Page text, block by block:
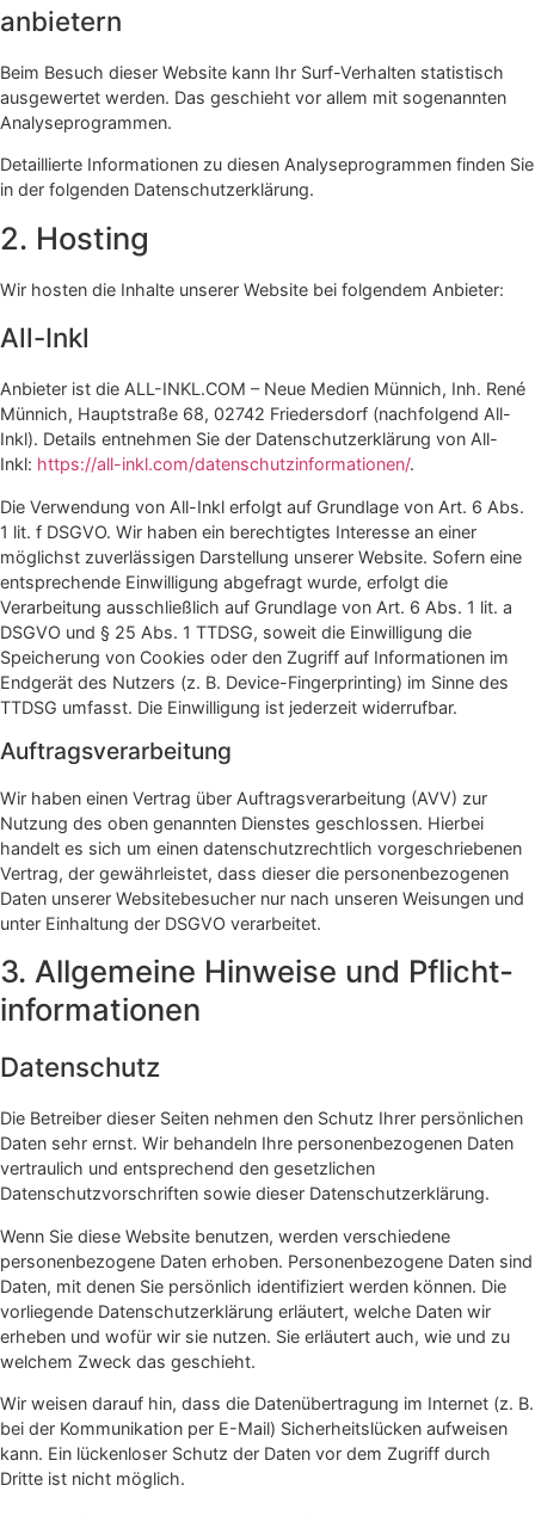
anbietern
Beim Besuch dieser Website kann Ihr Surf-Verhalten statistisch
ausgewertet werden. Das geschieht vor allem mit sogenannten
Analyseprogrammen.
Detaillierte Informationen zu diesen Analyseprogrammen finden Sie
in der folgenden Datenschutzerklärung.
2. Hosting
Wir hosten die Inhalte unserer Website bei folgendem Anbieter:
All-Inkl
Anbieter ist die ALL-INKL.COM – Neue Medien Münnich, Inh. René
Münnich, Hauptstraße 68, 02742 Friedersdorf (nachfolgend All-
Inkl). Details entnehmen Sie der Datenschutzerklärung von All-
Inkl: https://all-inkl.com/datenschutzinformationen/.
Die Verwendung von All-Inkl erfolgt auf Grundlage von Art. 6 Abs.
1 lit. f DSGVO. Wir haben ein berechtigtes Interesse an einer
möglichst zuverlässigen Darstellung unserer Website. Sofern eine
entsprechende Einwilligung abgefragt wurde, erfolgt die
Verarbeitung ausschließlich auf Grundlage von Art. 6 Abs. 1 lit. a
DSGVO und § 25 Abs. 1 TTDSG, soweit die Einwilligung die
Speicherung von Cookies oder den Zugriff auf Informationen im
Endgerät des Nutzers (z. B. Device-Fingerprinting) im Sinne des
TTDSG umfasst. Die Einwilligung ist jederzeit widerrufbar.
Auftragsverarbeitung
Wir haben einen Vertrag über Auftragsverarbeitung (AVV) zur
Nutzung des oben genannten Dienstes geschlossen. Hierbei
handelt es sich um einen datenschutzrechtlich vorgeschriebenen
Vertrag, der gewährleistet, dass dieser die personenbezogenen
Daten unserer Websitebesucher nur nach unseren Weisungen und
unter Einhaltung der DSGVO verarbeitet.
3. Allgemeine Hinweise und Pflicht­
informationen
Datenschutz
Die Betreiber dieser Seiten nehmen den Schutz Ihrer persönlichen
Daten sehr ernst. Wir behandeln Ihre personenbezogenen Daten
vertraulich und entsprechend den gesetzlichen
Datenschutzvorschriften sowie dieser Datenschutzerklärung.
Wenn Sie diese Website benutzen, werden verschiedene
personenbezogene Daten erhoben. Personenbezogene Daten sind
Daten, mit denen Sie persönlich identifiziert werden können. Die
vorliegende Datenschutzerklärung erläutert, welche Daten wir
erheben und wofür wir sie nutzen. Sie erläutert auch, wie und zu
welchem Zweck das geschieht.
Wir weisen darauf hin, dass die Datenübertragung im Internet (z. B.
bei der Kommunikation per E-Mail) Sicherheitslücken aufweisen
kann. Ein lückenloser Schutz der Daten vor dem Zugriff durch
Dritte ist nicht möglich.